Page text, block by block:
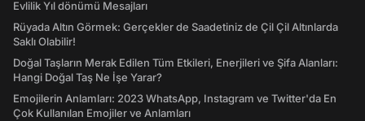
Evlilik Yıl dönümü Mesajları
Rüyada Altın Görmek: Gerçekler de Saadetiniz de Çil Çil Altınlarda
Saklı Olabilir!
Doğal Taşların Merak Edilen Tüm Etkileri, Enerjileri ve Şifa Alanları:
Hangi Doğal Taş Ne İşe Yarar?
Emojilerin Anlamları: 2023 WhatsApp, Instagram ve Twitter'da En
Çok Kullanılan Emojiler ve Anlamları